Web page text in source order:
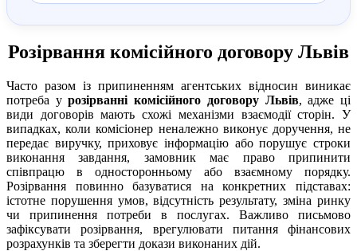
Розірвання комісійного договору Львів
Часто разом із припиненням агентських відносин виникає
потреба урозірванні комісійного договору Львів, адже ці
види договорів мають схожі механізми взаємодії сторін. У
випадках, коли комісіонер неналежно виконує доручення, не
передає виручку, приховує інформацію або порушує строки
виконання завдання, замовник має право припинити
співпрацю в односторонньому або взаємному порядку.
Розірвання повинно базуватися на конкретних підставах:
істотне порушення умов, відсутність результату, зміна ринку
чи припинення потреби в послугах. Важливо письмово
зафіксувати розірвання, врегулювати питання фінансових
розрахунків та зберегти докази виконаних дій.